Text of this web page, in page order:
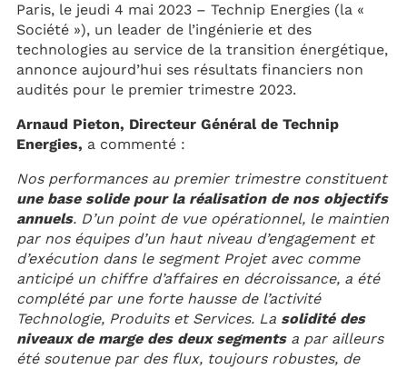
Paris, le jeudi 4 mai 2023 – Technip Energies (la «
Société »), un leader de l’ingénierie et des
technologies au service de la transition énergétique,
annonce aujourd’hui ses résultats financiers non
audités pour le premier trimestre 2023.
Arnaud Pieton, Directeur Général de Technip
Energies, a commenté :
Nos performances au premier trimestre constituent
une base solide pour la réalisation de nos objectifs
annuels. D’un point de vue opérationnel, le maintien
par nos équipes d’un haut niveau d’engagement et
d’exécution dans le segment Projet avec comme
anticipé un chiffre d’affaires en décroissance, a été
complété par une forte hausse de l’activité
Technologie, Produits et Services. La solidité des
niveaux de marge des deux segmentsa par ailleurs
été soutenue par des flux, toujours robustes, de